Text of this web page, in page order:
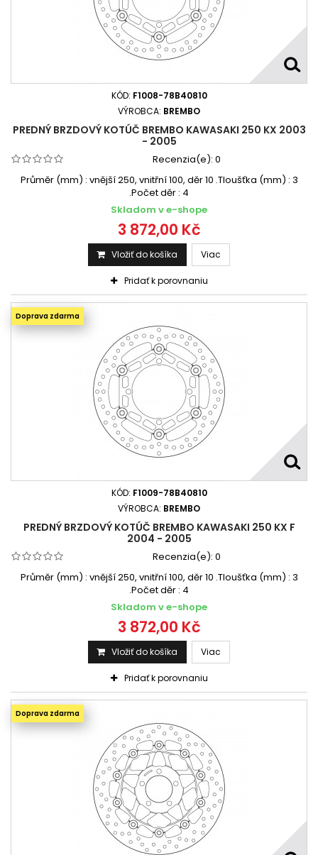
KÓD: F1008-78B40810
VÝROBCA: BREMBO
PREDNÝ BRZDOVÝ KOTÚČ BREMBO KAWASAKI 250 KX 2003
- 2005
Recenzia(e): 0
Průměr (mm) : vnější 250, vnitřní 100, děr 10 .Tloušťka (mm) : 3
.Počet děr : 4
Skladom v e-shope
3 872,00 Kč
Vložiť do košíka Viac
Pridať k porovnaniu
Doprava zdarma
KÓD: F1009-78B40810
VÝROBCA: BREMBO
PREDNÝ BRZDOVÝ KOTÚČ BREMBO KAWASAKI 250 KX F
2004 - 2005
Recenzia(e): 0
Průměr (mm) : vnější 250, vnitřní 100, děr 10 .Tloušťka (mm) : 3
.Počet děr : 4
Skladom v e-shope
3 872,00 Kč
Vložiť do košíka Viac
Pridať k porovnaniu
Doprava zdarma